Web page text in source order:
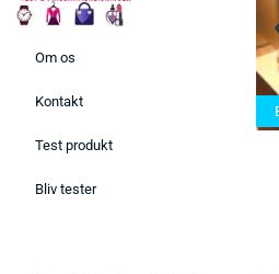
Om os
Kontakt
Test produkt
Bliv tester
Bedste Saunatæppe 2025 –
Find de bedste produkter her!